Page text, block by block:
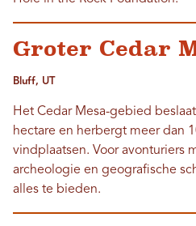
Groter Cedar
Bluff, UT
Het Cedar Mesa-gebied
hectare en herbergt meer dan
vindplaatsen. Voor avonturiers
archeologie en geografische
alles te bieden.